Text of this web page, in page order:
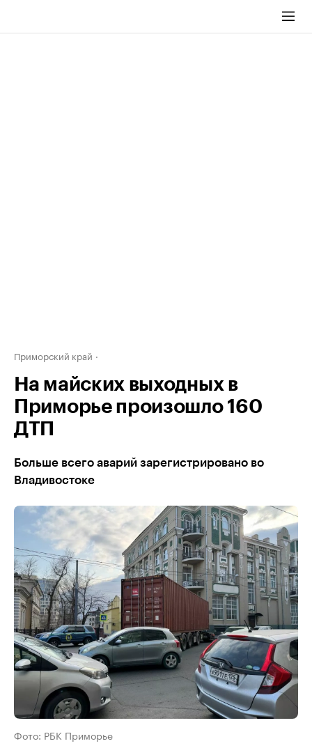
Приморский край
На майских выходных в
Приморье произошло 160
ДТП
Больше всего аварий зарегистрировано во
Владивостоке
Фото: РБК Приморье